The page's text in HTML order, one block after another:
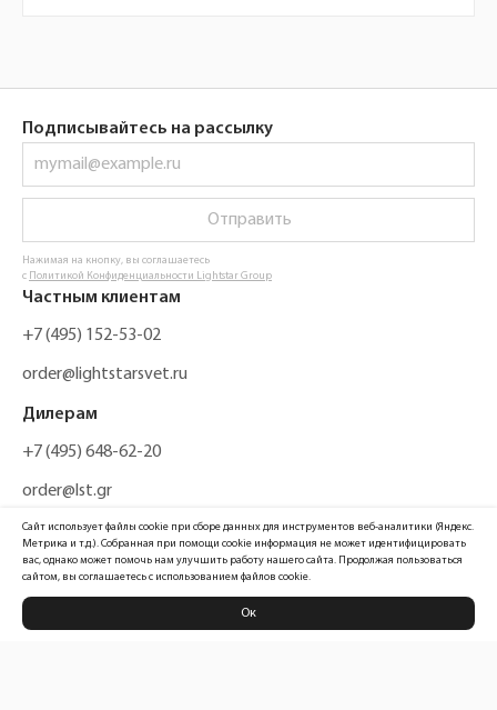
Подписывайтесь на рассылку
Отправить
Нажимая на кнопку, вы соглашаетесь
с Политикой Конфиденциальности Lightstar Group
Частным клиентам
+7 (495) 152-53-02
order@lightstarsvet.ru
Дилерам
+7 (495) 648-62-20
order@lst.gr
Политика конфиденциальности
Сайт использует файлы cookie при сборе данных для инструментов веб-аналитики (Яндекс.
Метрика и т.д.). Собранная при помощи cookie информация не может идентифицировать
вас, однако может помочь нам улучшить работу нашего сайта. Продолжая пользоваться
сайтом, вы соглашаетесь с использованием файлов cookie.
Ок